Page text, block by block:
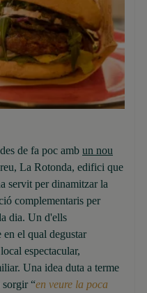
de fa poc amb un nou
La Rotonda, edifici que
servit per dinamitzar la
complementaris per
dia. Un d'ells
en el qual degustar
espectacular,
Una idea duta a terme
sorgir “en veure la poca